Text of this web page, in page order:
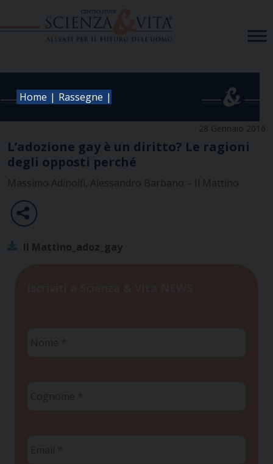
Home | Rassegne |
28 Gennaio 2016
L’adozione gay è un diritto? Le ragioni
degli opposti perché
Massimo Adinolfi, Alessandro Barbano – Il Mattino
Il Mattino_adoz_gay